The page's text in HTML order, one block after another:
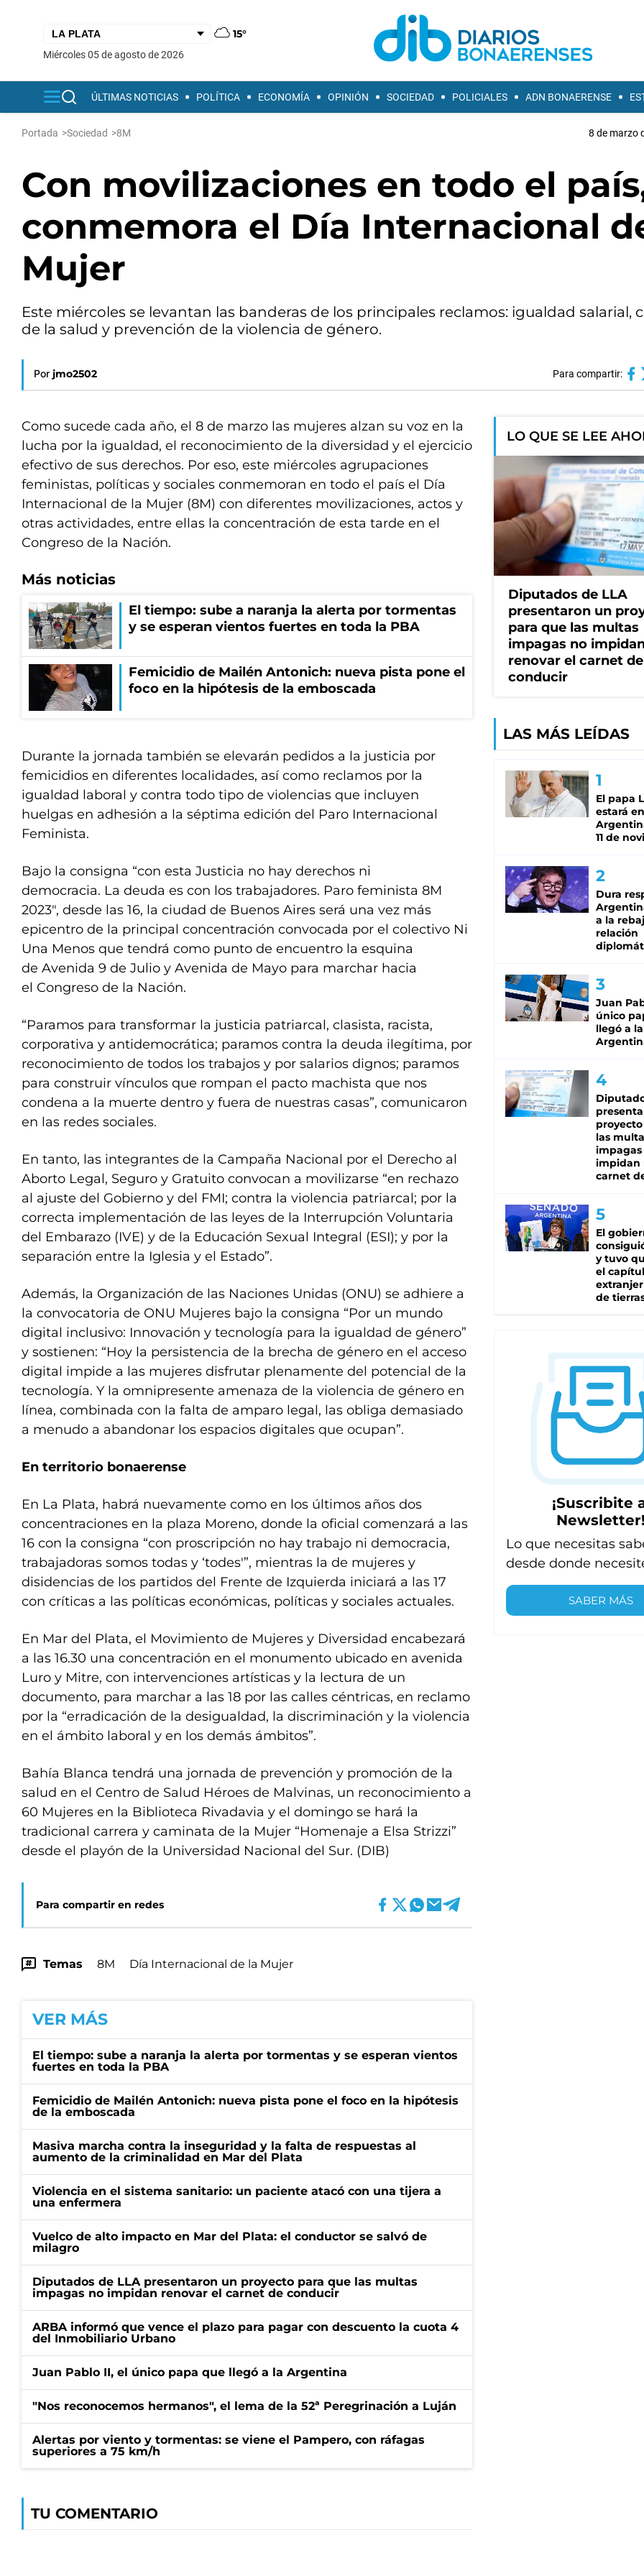
15°
miércoles 05 de agosto de 2026
ÚLTIMAS NOTICIAS POLÍTICA ECONOMÍA OPINIÓN SOCIEDAD POLICIALES ADN BONAERENSE
Portada >Sociedad >8M 8 de marzo
Con movilizaciones en todo el
conmemora el Día Internacional
Mujer
Este miércoles se levantan las banderas de los principales reclamos: igualdad salarial,
de la salud y prevención de la violencia de género.
Por jmo2502 Para compartir:
Como sucede cada año, el 8 de marzo las mujeres alzan su voz en la
lucha por la igualdad, el reconocimiento de la diversidad y el ejercicio
efectivo de sus derechos. Por eso, este miércoles agrupaciones
feministas, políticas y sociales conmemoran en todo el país el Día
Internacional de la Mujer (8M) con diferentes movilizaciones, actos y
otras actividades, entre ellas la concentración de esta tarde en el
Congreso de la Nación.
Más noticias
El tiempo: sube a naranja la alerta por tormentas
y se esperan vientos fuertes en toda la PBA
Femicidio de Mailén Antonich: nueva pista pone el
foco en la hipótesis de la emboscada
Durante la jornada también se elevarán pedidos a la justicia por
femicidios en diferentes localidades, así como reclamos por la
igualdad laboral y contra todo tipo de violencias que incluyen
huelgas en adhesión a la séptima edición del Paro Internacional
Feminista.
Bajo la consigna “con esta Justicia no hay derechos ni
democracia. La deuda es con los trabajadores. Paro feminista 8M
2023″, desde las 16, la ciudad de Buenos Aires será una vez más
epicentro de la principal concentración convocada por el colectivo Ni
Una Menos que tendrá como punto de encuentro la esquina
de Avenida 9 de Julio y Avenida de Mayo para marchar hacia
el Congreso de la Nación.
“Paramos para transformar la justicia patriarcal, clasista, racista,
corporativa y antidemocrática; paramos contra la deuda ilegítima, por
reconocimiento de todos los trabajos y por salarios dignos; paramos
para construir vínculos que rompan el pacto machista que nos
condena a la muerte dentro y fuera de nuestras casas”, comunicaron
en las redes sociales.
En tanto, las integrantes de la Campaña Nacional por el Derecho al
Aborto Legal, Seguro y Gratuito convocan a movilizarse “en rechazo
al ajuste del Gobierno y del FMI; contra la violencia patriarcal; por la
correcta implementación de las leyes de la Interrupción Voluntaria
del Embarazo (IVE) y de la Educación Sexual Integral (ESI); y por la
separación entre la Iglesia y el Estado”.
Además, la Organización de las Naciones Unidas (ONU) se adhiere a
la convocatoria de ONU Mujeres bajo la consigna “Por un mundo
digital inclusivo: Innovación y tecnología para la igualdad de género”
y sostienen: “Hoy la persistencia de la brecha de género en el acceso
digital impide a las mujeres disfrutar plenamente del potencial de la
tecnología. Y la omnipresente amenaza de la violencia de género en
línea, combinada con la falta de amparo legal, las obliga demasiado
a menudo a abandonar los espacios digitales que ocupan”.
En territorio bonaerense
En La Plata, habrá nuevamente como en los últimos años dos
concentraciones en la plaza Moreno, donde la oficial comenzará a las
16 con la consigna “con proscripción no hay trabajo ni democracia,
trabajadoras somos todas y ‘todes'”, mientras la de mujeres y
disidencias de los partidos del Frente de Izquierda iniciará a las 17
con críticas a las políticas económicas, políticas y sociales actuales.
En Mar del Plata, el Movimiento de Mujeres y Diversidad encabezará
a las 16.30 una concentración en el monumento ubicado en avenida
Luro y Mitre, con intervenciones artísticas y la lectura de un
documento, para marchar a las 18 por las calles céntricas, en reclamo
por la “erradicación de la desigualdad, la discriminación y la violencia
en el ámbito laboral y en los demás ámbitos”.
Bahía Blanca tendrá una jornada de prevención y promoción de la
salud en el Centro de Salud Héroes de Malvinas, un reconocimiento a
60 Mujeres en la Biblioteca Rivadavia y el domingo se hará la
tradicional carrera y caminata de la Mujer “Homenaje a Elsa Strizzi”
desde el playón de la Universidad Nacional del Sur. (DIB)
Para compartir en redes
Temas 8M Día Internacional de la Mujer
VER MÁS
El tiempo: sube a naranja la alerta por tormentas y se esperan vientos
fuertes en toda la PBA
Femicidio de Mailén Antonich: nueva pista pone el foco en la hipótesis
de la emboscada
Masiva marcha contra la inseguridad y la falta de respuestas al
aumento de la criminalidad en Mar del Plata
Violencia en el sistema sanitario: un paciente atacó con una tijera a
una enfermera
Vuelco de alto impacto en Mar del Plata: el conductor se salvó de
milagro
Diputados de LLA presentaron un proyecto para que las multas
impagas no impidan renovar el carnet de conducir
ARBA informó que vence el plazo para pagar con descuento la cuota 4
del Inmobiliario Urbano
Juan Pablo II, el único papa que llegó a la Argentina
"Nos reconocemos hermanos", el lema de la 52ª Peregrinación a Luján
Alertas por viento y tormentas: se viene el Pampero, con ráfagas
superiores a 75 km/h
TU COMENTARIO
LO QUE SE LEE
Diputados de LLA
presentaron un
para que las multas
impagas no
renovar el carnet de
conducir
LAS MÁS LEÍDAS
El papa
estará
11 de
Dura
a la
relación
Juan
único
llegó a la
las
impagas
impidan
carnet
El
y tuvo
el
de
¡Suscribite
Newsletter!
Lo que necesitas
desde donde
SABER MÁS